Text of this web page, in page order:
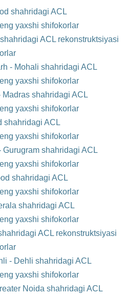
shahridagi ACL
yaxshi shifokorlar
ACL rekonstruktsiyasi
- Mohali shahridagi ACL
yaxshi shifokorlar
shahridagi ACL
yaxshi shifokorlar
shahridagi ACL
yaxshi shifokorlar
shahridagi ACL
yaxshi shifokorlar
shahridagi ACL
yaxshi shifokorlar
shahridagi ACL
yaxshi shifokorlar
ACL rekonstruktsiyasi
- Dehli shahridagi ACL
yaxshi shifokorlar
Noida shahridagi ACL